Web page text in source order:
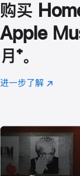
购买
Apple
月 脚
注
⁺。
进一步了解 Apple
(在
口
中
打
开)